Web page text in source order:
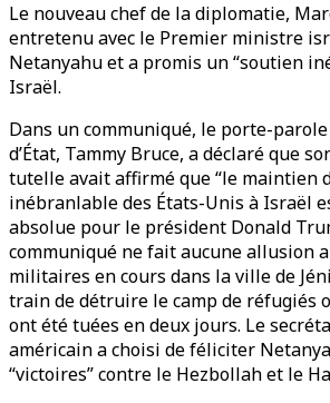
Le nouveau chef de la diplomatie,
entretenu avec le Premier ministre
Netanyahu et a promis un “soutien
Israël.
Dans un communiqué, le porte-
d’État, Tammy Bruce, a déclaré que
tutelle avait affirmé que “le maintien
inébranlable des États-Unis à Israël
absolue pour le président Donald
communiqué ne fait aucune allusion
militaires en cours dans la ville de
train de détruire le camp de réfugiés
ont été tuées en deux jours. Le
américain a choisi de féliciter
“victoires” contre le Hezbollah et le